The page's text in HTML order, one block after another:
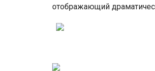
отображающий